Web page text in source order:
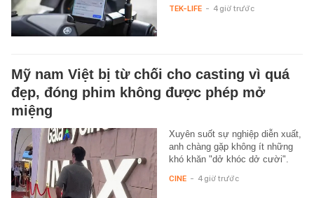
TEK-LIFE - 4 giờ trước
Mỹ nam Việt bị từ chối cho casting vì quá
đẹp, đóng phim không được phép mở
miệng
Xuyên suốt sự nghiệp diễn xuất,
anh chàng gặp không ít những
khó khăn "dở khóc dở cười".
CINE - 4 giờ trước